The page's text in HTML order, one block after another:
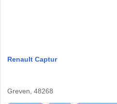
Renault Captur
Greven, 48268